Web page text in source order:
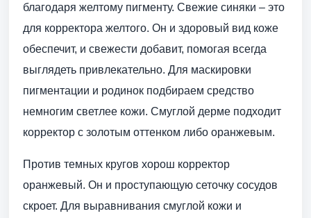
благодаря желтому пигменту. Свежие синяки – это
для корректора желтого. Он и здоровый вид коже
обеспечит, и свежести добавит, помогая всегда
выглядеть привлекательно. Для маскировки
пигментации и родинок подбираем средство
немногим светлее кожи. Смуглой дерме подходит
корректор с золотым оттенком либо оранжевым.
Против темных кругов хорош корректор
оранжевый. Он и проступающую сеточку сосудов
скроет. Для выравнивания смуглой кожи и